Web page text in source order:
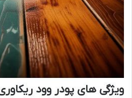
ویژگی های پودر وود